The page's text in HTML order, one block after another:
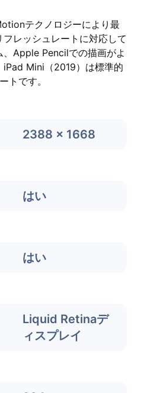
テクノロジーにより最
レッシュレートに対応して
Apple Pencilでの描画がよ
iPad Mini（2019）は標準的
トです。
2388 x 1668
はい
はい
Liquid Retinaデ
ィスプレイ